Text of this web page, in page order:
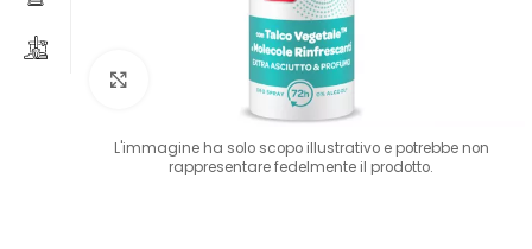
Clicca per ingrandire
L'immagine ha solo scopo illustrativo e potrebbe non
rappresentare fedelmente il prodotto.